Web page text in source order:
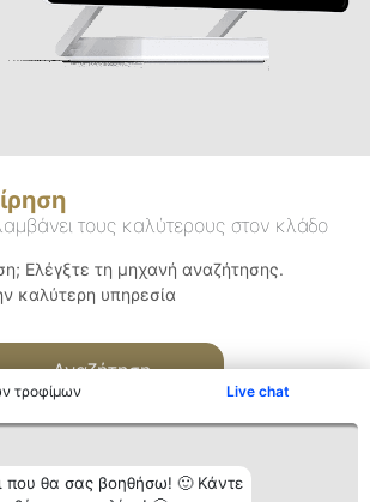
τροφίμων Live chat
που θα σας βοηθήσω! 🙂 Κάντε
τους καλύτερους στον κλάδο
Ελέγξτε τη μηχανή αναζήτησης.
καλύτερη υπηρεσία
Αναζήτηση